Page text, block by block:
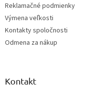
Reklamačné podmienky
Výmena veľkosti
Kontakty spoločnosti
Odmena za nákup
Kontakt